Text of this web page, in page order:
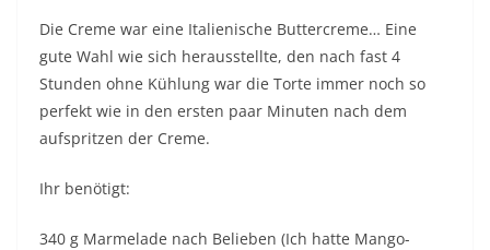
Die Creme war eine Italienische Buttercreme… Eine
gute Wahl wie sich herausstellte, den nach fast 4
Stunden ohne Kühlung war die Torte immer noch so
perfekt wie in den ersten paar Minuten nach dem
aufspritzen der Creme.
Ihr benötigt:
340 g Marmelade nach Belieben (Ich hatte Mango-